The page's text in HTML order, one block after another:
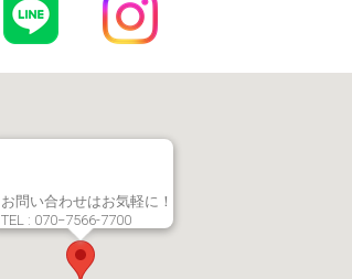
お問い合わせはお気軽に！
TEL : 070−7566-7700